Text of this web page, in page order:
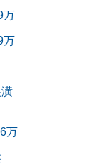
万
万
万